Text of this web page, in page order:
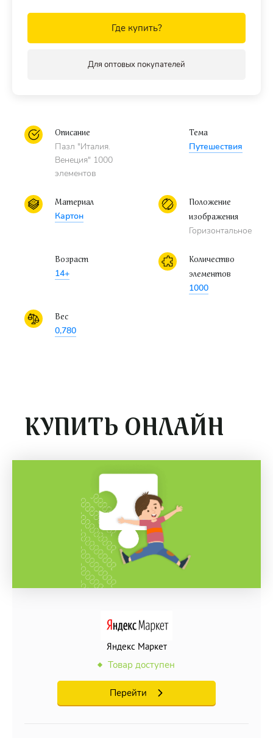
Где купить?
Для оптовых покупателей
Описание
Пазл "Италия.
Венеция" 1000
элементов
Тема
Путешествия
Материал
Картон
Положение
изображения
Горизонтальное
Возраст
14+
Количество
элементов
1000
Вес
0,780
КУПИТЬ ОНЛАЙН
Яндекс Маркет
Товар доступен
Перейти